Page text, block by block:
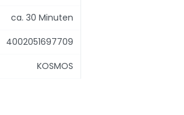
ca. 30 Minuten
4002051697709
KOSMOS